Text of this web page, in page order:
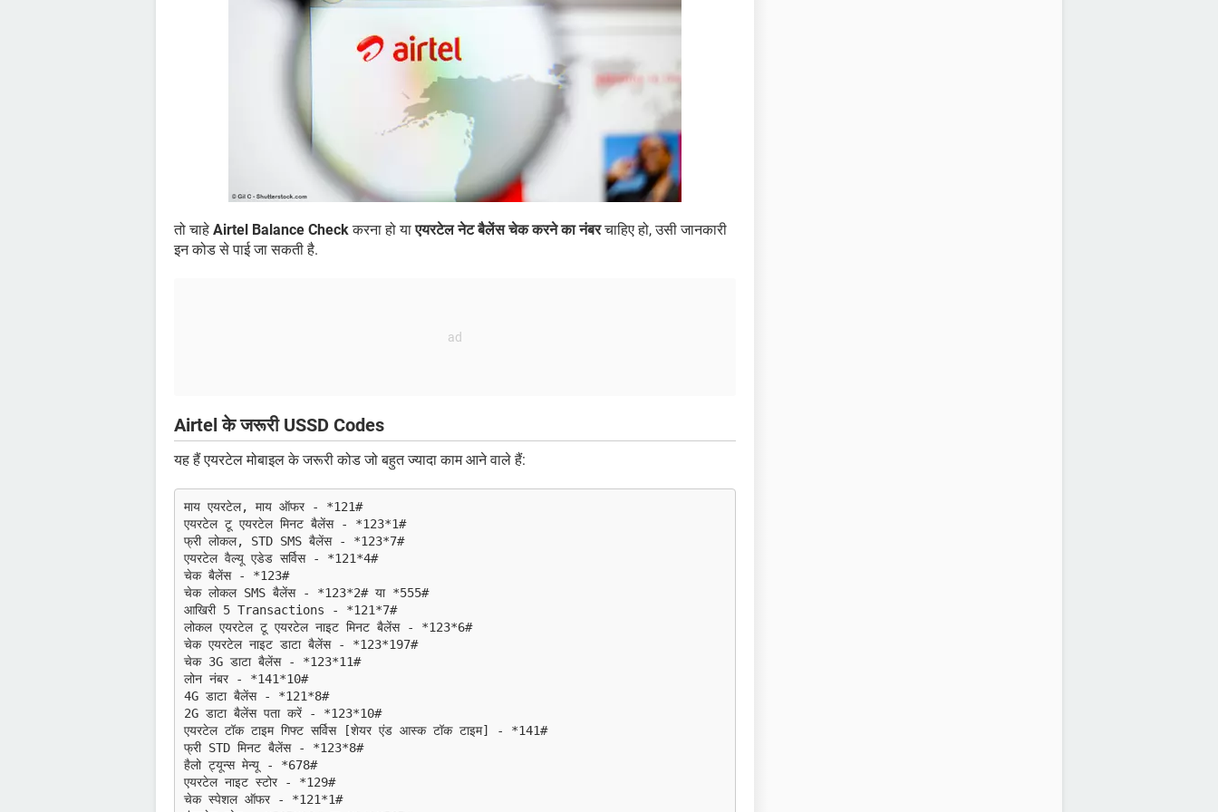
तो चाहे Airtel Balance Checkकरना हो याएयरटेल नेट बैलेंस चेक करने का नंबरचाहिए हो, उसी जानकारी
इन कोड से पाई जा सकती है.
Airtel के जरूरी USSD Codes
यह हैं एयरटेल मोबाइल के जरूरी कोड जो बहुत ज्यादा काम आने वाले हैं:
माय एयरटेल, माय ऑफर - *121#
एयरटेल टू एयरटेल मिनट बैलेंस - *123*1#
फ्री लोकल, STD SMS बैलेंस - *123*7#
एयरटेल वैल्यू एडेड सर्विस - *121*4#
चेक बैलेंस - *123#
चेक लोकल SMS बैलेंस - *123*2# या *555#
आखिरी 5 Transactions - *121*7#
लोकल एयरटेल टू एयरटेल नाइट मिनट बैलेंस - *123*6#
चेक एयरटेल नाइट डाटा बैलेंस - *123*197#
चेक 3G डाटा बैलेंस - *123*11#
लोन नंबर - *141*10#
4G डाटा बैलेंस - *121*8#
2G डाटा बैलेंस पता करें - *123*10#
एयरटेल टॉक टाइम गिफ्ट सर्विस [शेयर एंड आस्क टॉक टाइम] - *141#
फ्री STD मिनट बैलेंस - *123*8#
हैलो ट्यून्स मेन्यू - *678#
एयरटेल नाइट स्टोर - *129#
चेक स्पेशल ऑफर - *121*1#